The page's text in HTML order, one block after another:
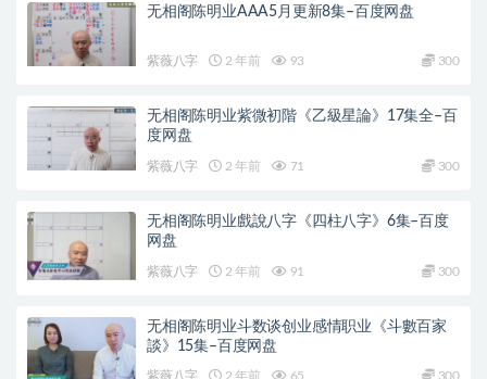
无相阁陈明业AAA5月更新8集–百度网盘
紫薇八字 2 年前 93 300
无相阁陈明业紫微初階《乙級星論》17集全–百
度网盘
紫薇八字 2 年前 71 300
无相阁陈明业戲說八字《四柱八字》6集–百度
网盘
紫薇八字 2 年前 91 300
无相阁陈明业斗数谈创业感情职业《斗數百家
談》15集–百度网盘
紫薇八字 2 年前 65 300